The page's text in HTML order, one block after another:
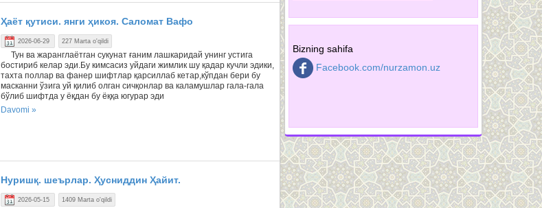
Ҳаёт қутиси. янги ҳикоя. Саломат Вафо
2026-06-29 227 Marta o'qildi
Тун ва жаранглаётган сукунат ғаним лашкаридай унинг устига
бостириб келар эди.Бу кимсасиз уйдаги жимлик шу қадар кучли эдики,
тахта поллар ва фанер шифтлар қарсиллаб кетар,кўпдан бери бу
масканни ўзига уй қилиб олган сичқонлар ва каламушлар гала-гала
бўлиб шифтда у ёқдан бу ёққа югурар эди
Davomi »
Нуришқ. шеърлар. Ҳусниддин Ҳайит.
2026-05-15 1409 Marta o'qildi
Bizning sahifa
Facebook.com/nurzamon.uz